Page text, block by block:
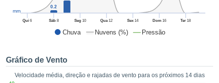
todos os
ou
no
como
um perfil
Chuva Nuvens (%) Pressão
Qui 6 Sáb8 Seg10 Qua12 Sex 14 Dom16 Ter 18
mm
0.2
Gráfico de Vento
Velocidade média, direção e rajadas de vento para os próximos 14 dias